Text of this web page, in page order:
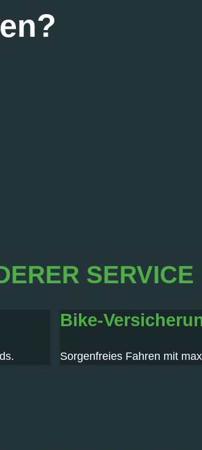
SERVICE
Bike-
Sorgenfreies Fahren mit